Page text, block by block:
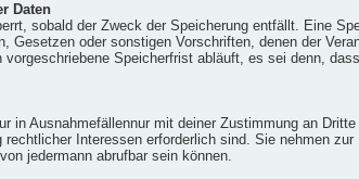
Daten
sobald der Zweck der Speicherung entfällt. Eine
Gesetzen oder sonstigen Vorschriften, denen der
Speicherfrist abläuft, es sei denn,
in Ausnahmefällennur mit deiner Zustimmung an
Interessen erforderlich sind. Sie nehmen
jedermann abrufbar sein können.